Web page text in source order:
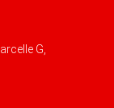
G,